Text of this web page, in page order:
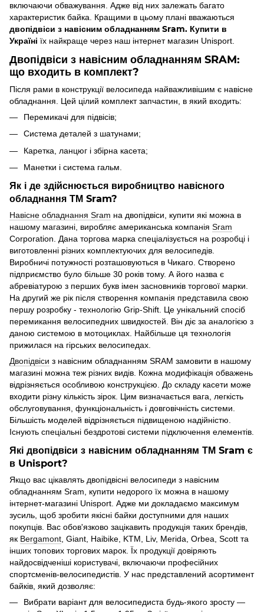
включаючи обважування. Адже від них залежать багато
характеристик байка. Кращими в цьому плані вважаються
двопідвіси з навісним обладнанням Sram. Купити в
Україні їх найкраще через наш інтернет магазин Unisport.
Двопідвіси з навісним обладнанням SRAM:
що входить в комплект?
Після рами в конструкції велосипеда найважливішим є навісне
обладнання. Цей цілий комплект запчастин, в який входить:
Перемикачі для підвісів;
Система деталей з шатунами;
Каретка, ланцюг і збірна касета;
Манетки і система гальм.
Як і де здійснюється виробництво навісного
обладнання ТМ Sram?
Навісне обладнання Sram на двопідвіси, купити які можна в
нашому магазині, виробляє американська компанія Sram
Corporation. Дана торгова марка спеціалізується на розробці і
виготовленні різних комплектуючих для велосипедів.
Виробничі потужності розташовуються в Чикаго. Створено
підприємство було більше 30 років тому. А його назва є
абревіатурою з перших букв імен засновників торгової марки.
На другий же рік після створення компанія представила свою
першу розробку - технологію Grip-Shift. Це унікальний спосіб
перемикання велосипедних швидкостей. Він діє за аналогією з
даною системою в мотоциклах. Найбільше ця технологія
прижилася на гірських велосипедах.
Двопідвіси з навісним обладнанням SRAM замовити в нашому
магазині можна теж різних видів. Кожна модифікація обважень
відрізняється особливою конструкцією. До складу касети може
входити різну кількість зірок. Цим визначається вага, легкість
обслуговування, функціональність і довговічність системи.
Більшість моделей відрізняється підвищеною надійністю.
Існують спеціальні бездротові системи підключення елементів.
Які двопідвіси з навісним обладнанням ТМ Sram є
в Unisport?
Якщо вас цікавлять двопідвісні велосипеди з навісним
обладнанням Sram, купити недорого їх можна в нашому
інтернет-магазині Unisport. Адже ми докладаємо максимум
зусиль, щоб зробити якісні байки доступними для наших
покупців. Вас обов'язково зацікавить продукція таких брендів,
як Bergamont , Giant, Haibike, KTM, Liv, Merida, Orbea, Scott та
інших топових торгових марок. Їх продукції довіряють
найдосвідченіші користувачі, включаючи професійних
спортсменів-велосипедистів. У нас представлений асортимент
байків, який дозволяє:
Вибрати варіант для велосипедиста будь-якого зросту —